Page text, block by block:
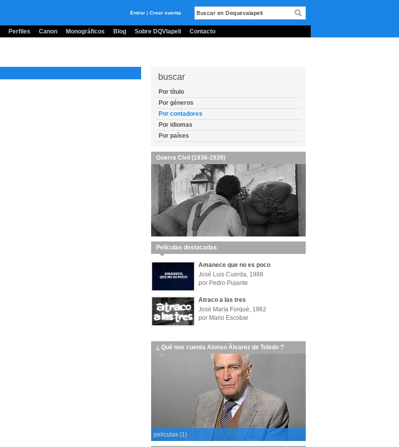
Entrar | Crear cuenta
Perfiles Canon Monográficos Blog Sobre DQVlapeli Contacto
buscar
Por título
Por géneros
Por contadores
Por idiomas
Por países
Guerra Civil (1936-1939)
Películas destacadas
Amanece que no es poco
José Luis Cuerda, 1988
por Pedro Pujante
Atraco a las tres
José María Forqué, 1962
por Mario Escobar
¿ Qué nos cuenta Alonso Álvarez de Toledo ?
películas (1)